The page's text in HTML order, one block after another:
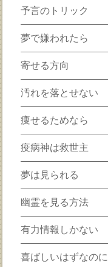
予言のトリック
夢で嫌われたら
寄せる方向
汚れを落とせない
痩せるためなら
疫病神は救世主
夢は見られる
幽霊を見る方法
有力情報しかない
喜ばしいはずなのに